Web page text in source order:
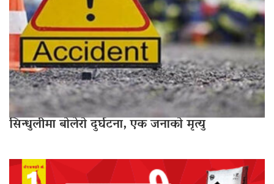
सिन्धुलीमा बोलेरो दुर्घटना, एक जनाको मृत्यु